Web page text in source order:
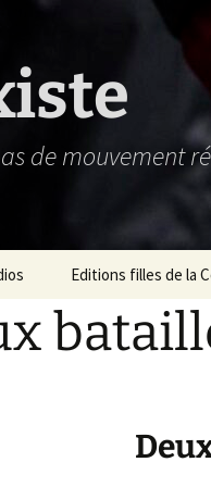
de mouvement
Editions filles de la